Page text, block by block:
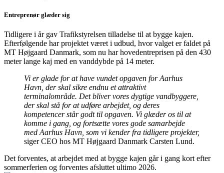
Entreprenør glæder sig
Tidligere i år gav Trafikstyrelsen tilladelse til at bygge kajen.
Efterfølgende har projektet været i udbud, hvor valget er faldet på
MT Højgaard Danmark, som nu har hovedentreprisen på den 430
meter lange kaj med en vanddybde på 14 meter.
Vi er glade for at have vundet opgaven for Aarhus
Havn, der skal sikre endnu et attraktivt
terminalområde. Det bliver vores dygtige vandbyggere,
der skal stå for at udføre arbejdet, og deres
kompetencer står godt til opgaven. Vi glæder os til at
komme i gang, og fortsætte vores gode samarbejde
med Aarhus Havn, som vi kender fra tidligere projekter,
siger CEO hos MT Højgaard Danmark Carsten Lund.
Det forventes, at arbejdet med at bygge kajen går i gang kort efter
sommerferien og forventes afsluttet ultimo 2026.